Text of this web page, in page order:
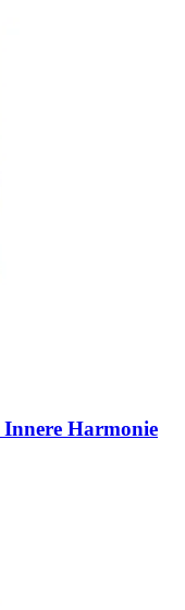
Innere Harmonie